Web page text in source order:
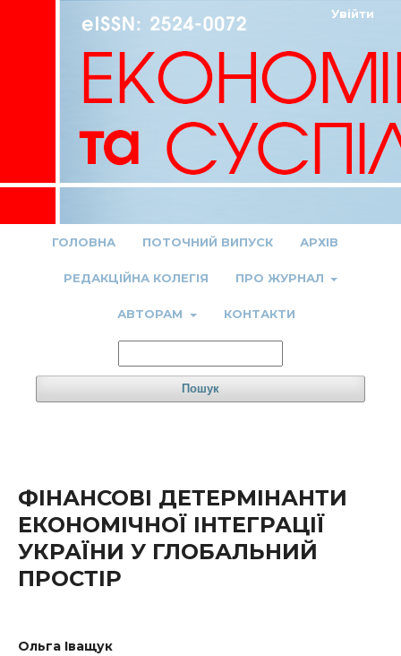
ГОЛОВНА ПОТОЧНИЙ ВИПУСК АРХІВ
РЕДАКЦІЙНА КОЛЕГІЯ ПРО ЖУРНАЛ
АВТОРАМ КОНТАКТИ
Пошук
Увійти
ФІНАНСОВІ ДЕТЕРМІНАНТИ
ЕКОНОМІЧНОЇ ІНТЕГРАЦІЇ
УКРАЇНИ У ГЛОБАЛЬНИЙ
ПРОСТІР
Ольга Іващук